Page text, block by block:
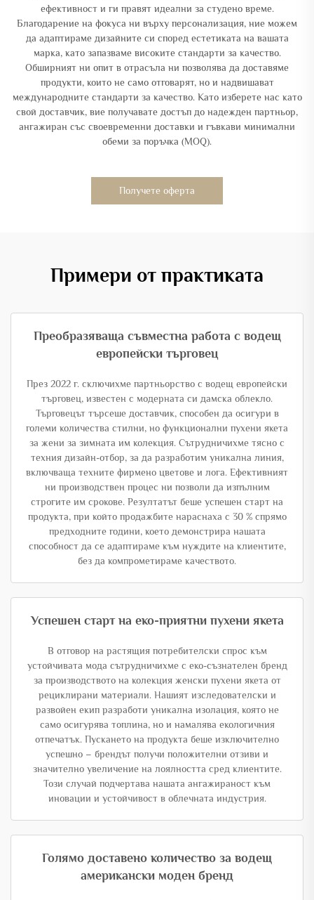
ефективност и ги правят идеални за студено време.
Благодарение на фокуса ни върху персонализация, ние можем
да адаптираме дизайните си според естетиката на вашата
марка, като запазваме високите стандарти за качество.
Обширният ни опит в отрасъла ни позволява да доставяме
продукти, които не само отговарят, но и надвишават
международните стандарти за качество. Като изберете нас като
свой доставчик, вие получавате достъп до надежден партньор,
ангажиран със своевременни доставки и гъвкави минимални
обеми за поръчка (MOQ).
Получете оферта
Примери от практиката
Преобразяваща съвместна работа с водещ
европейски търговец
През 2022 г. сключихме партньорство с водещ европейски
търговец, известен с модерната си дамска облекло.
Търговецът търсеше доставчик, способен да осигури в
големи количества стилни, но функционални пухени якета
за жени за зимната им колекция. Сътрудничихме тясно с
техния дизайн-отбор, за да разработим уникална линия,
включваща техните фирмено цветове и лога. Ефективният
ни производствен процес ни позволи да изпълним
строгите им срокове. Резултатът беше успешен старт на
продукта, при който продажбите нараснаха с 30 % спрямо
предходните години, което демонстрира нашата
способност да се адаптираме към нуждите на клиентите,
без да компрометираме качеството.
Успешен старт на еко-приятни пухени якета
В отговор на растящия потребителски спрос към
устойчивата мода сътрудничихме с еко-съзнателен бренд
за производството на колекция женски пухени якета от
рециклирани материали. Нашият изследователски и
развойен екип разработи уникална изолация, която не
само осигурява топлина, но и намалява екологичния
отпечатък. Пускането на продукта беше изключително
успешно – брендът получи положителни отзиви и
значително увеличение на лоялността сред клиентите.
Този случай подчертава нашата ангажираност към
иновации и устойчивост в облечната индустрия.
Голямо доставено количество за водещ
американски моден бренд